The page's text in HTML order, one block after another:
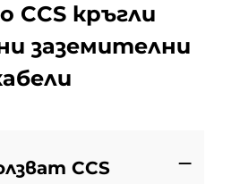
CCS кръгли
заземителни
CCS